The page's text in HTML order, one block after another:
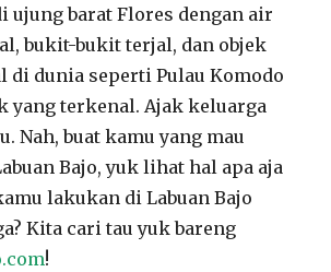
ujung barat Flores dengan air
bukit-bukit terjal, dan objek
di dunia seperti Pulau Komodo
yang terkenal. Ajak keluarga
Nah, buat kamu yang mau
Bajo, yuk lihat hal apa aja
lakukan di Labuan Bajo
Kita cari tau yuk bareng
!